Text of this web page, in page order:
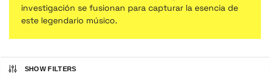
investigación se fusionan para capturar la esencia de
este legendario músico.
SHOW FILTERS